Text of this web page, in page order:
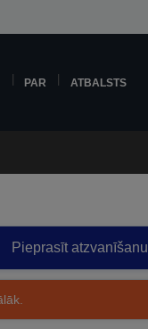
PAR ATBALSTS
Pieprasīt atzvanīšanu